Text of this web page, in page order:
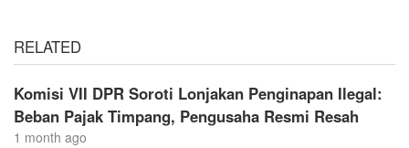
RELATED
Komisi VII DPR Soroti Lonjakan Penginapan Ilegal:
Beban Pajak Timpang, Pengusaha Resmi Resah
1 month ago